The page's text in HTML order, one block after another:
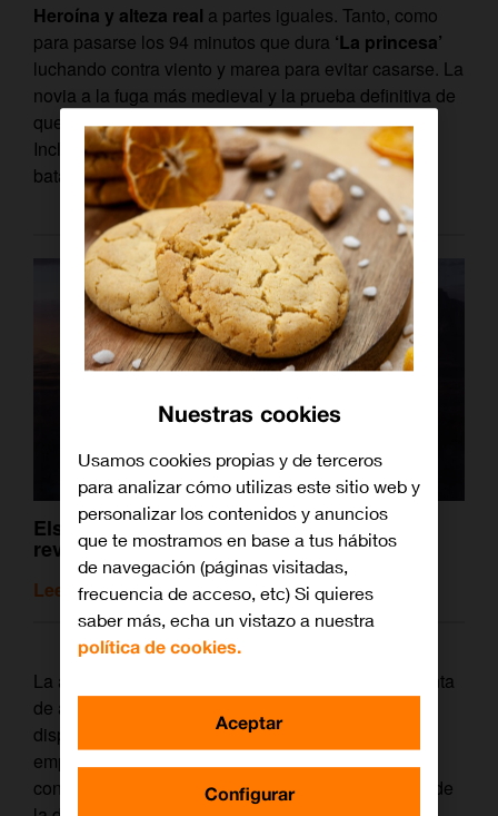
Heroína y alteza real a partes iguales. Tanto, como
para pasarse los 94 minutos que dura ‘La princesa’
luchando contra viento y marea para evitar casarse. La
novia a la fuga más medieval y la prueba definitiva de
que no hay papel que se le resista aJoey King.
Incluso cuando se le exige dominar el arte de la
batalla cuerpo a cuerpo.
Elsa, Anna y el resto de princesas que han
revolucionado Disney
Leer artículo relacionado
La actriz es la protagonista de ‘La princesa’, una cinta
de aires épicos que acaba de aterrizar en
disponible en
Orange TV. Un cuento sobre
empoderamiento en tiempos del medievo que
conquista por su reinterpretación del clásico relato de
Nuestras cookies
Usamos cookies propias y de terceros
para analizar cómo utilizas este sitio web y
personalizar los contenidos y anuncios
que te mostramos en base a tus hábitos
de navegación (páginas visitadas,
frecuencia de acceso, etc) Si quieres
saber más, echa un vistazo a nuestra
política de cookies.
Configurar
Aceptar